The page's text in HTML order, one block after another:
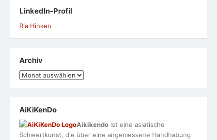
LinkedIn-Profil
Ria Hinken
Archiv
Archiv
AiKiKenDo
Aikikendo ist eine asiatische
Schwertkunst, die über eine angemessene Handhabung